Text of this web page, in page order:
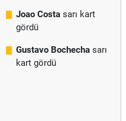
Joao Costa sarı kart
gördü
Gustavo Bochecha sarı
kart gördü